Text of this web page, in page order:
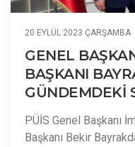
20 EYLÜL 2023 ÇARŞAMBA
GENEL
BAŞKANI
GÜNDEMDEKİ
PÜİS Genel Başkanı
Başkanı Bekir